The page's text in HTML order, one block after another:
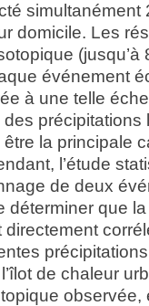
domicile. Les
(jusqu’à
événement
à une telle
des
la principale
l’étude
de deux
déterminer que
de chaleur